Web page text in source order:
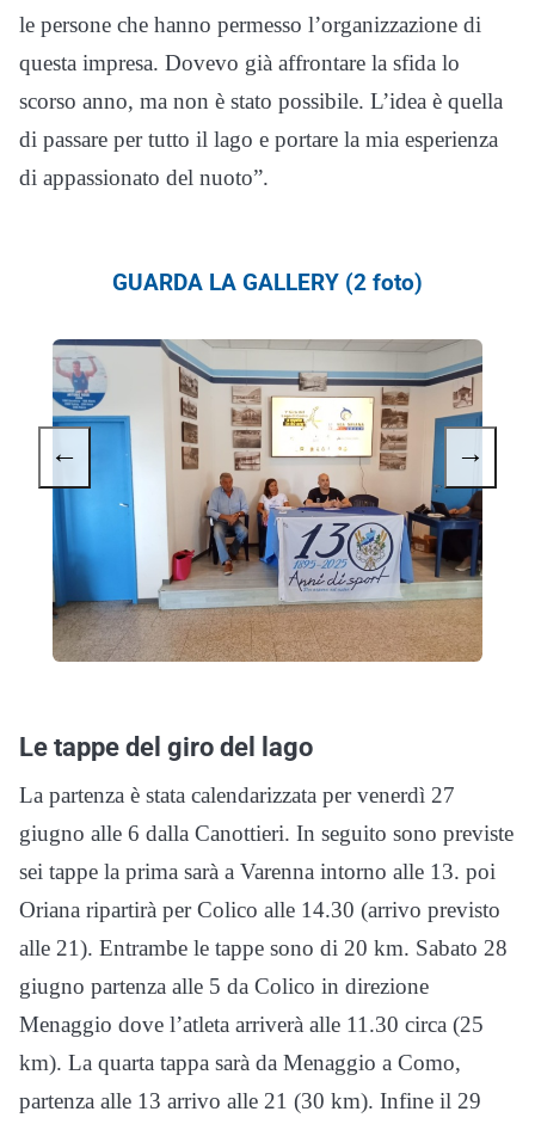
le persone che hanno permesso l’organizzazione di
questa impresa. Dovevo già affrontare la sfida lo
scorso anno, ma non è stato possibile. L’idea è quella
di passare per tutto il lago e portare la mia esperienza
di appassionato del nuoto”.
GUARDA LA GALLERY (2 foto)
← →
Le tappe del giro del lago
La partenza è stata calendarizzata per venerdì 27
giugno alle 6 dalla Canottieri. In seguito sono previste
sei tappe la prima sarà a Varenna intorno alle 13. poi
Oriana ripartirà per Colico alle 14.30 (arrivo previsto
alle 21). Entrambe le tappe sono di 20 km. Sabato 28
giugno partenza alle 5 da Colico in direzione
Menaggio dove l’atleta arriverà alle 11.30 circa (25
km). La quarta tappa sarà da Menaggio a Como,
partenza alle 13 arrivo alle 21 (30 km). Infine il 29